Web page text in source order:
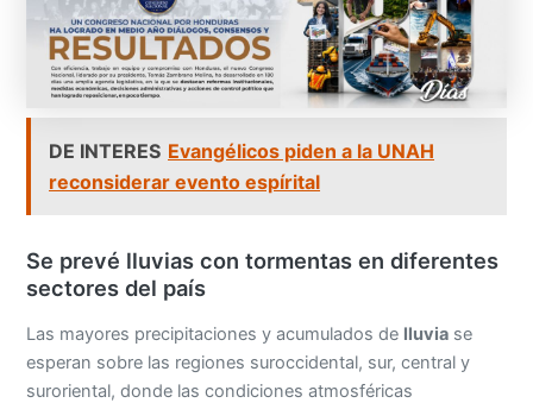
DE INTERES Evangélicos piden a la UNAH
reconsiderar evento espírital
Se prevé lluvias con tormentas en diferentes
sectores del país
Las mayores precipitaciones y acumulados de lluvia se
esperan sobre las regiones suroccidental, sur, central y
suroriental, donde las condiciones atmosféricas